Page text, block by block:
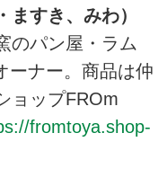
すき、みわ）
のパン屋・ラム
ーナー。商品は仲
ョップFROm
fromtoya.shop-